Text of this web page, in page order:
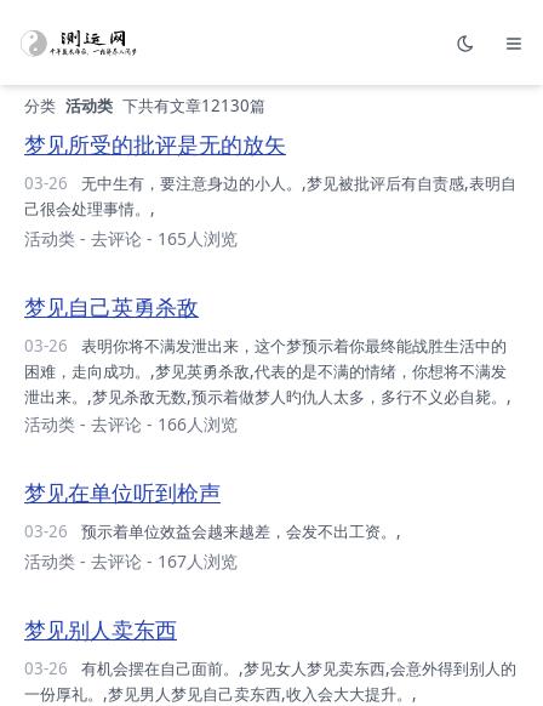
分类 活动类 下共有文章12130篇
梦见所受的批评是无的放矢
03-26
己很会处理事情。,
活动类 - 去评论 - 165人浏览
梦见自己英勇杀敌
03-26
困难，走向成功。,梦见英勇杀敌,代表的是不满的情绪，你想将不满发
泄出来。,梦见杀敌无数,预示着做梦人旳仇人太多，多行不义必自毙。,
活动类 - 去评论 - 166人浏览
梦见在单位听到枪声
03-26 预示着单位效益会越来越差，会发不出工资。,
活动类 - 去评论 - 167人浏览
梦见别人卖东西
03-26
一份厚礼。,梦见男人梦见自己卖东西,收入会大大提升。,